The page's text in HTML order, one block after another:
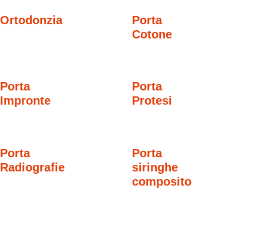
Ortodonzia
Porta
Cotone
Porta
Impronte
Porta
Protesi
Porta
Radiografie
Porta
siringhe
composito